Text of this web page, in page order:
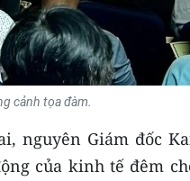
cảnh tọa đàm.
nguyên Giám đốc
của kinh tế đêm